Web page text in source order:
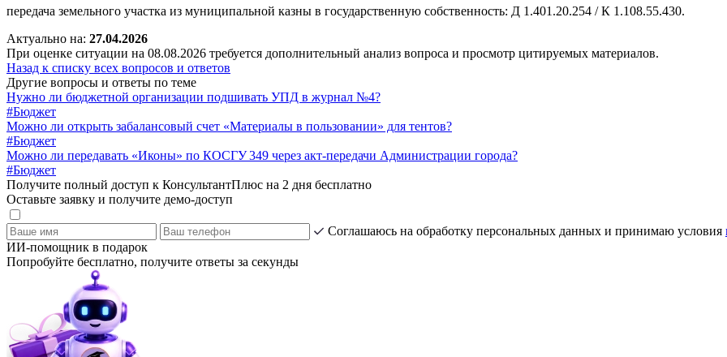
передача земельного участка из муниципальной казны в государственную собственность: Д 1.401.20.254 / К 1.108.55.430.
Актуально на: 27.04.2026
При оценке ситуации на 08.08.2026 требуется дополнительный анализ вопроса и просмотр цитируемых материалов.
Назад к списку всех вопросов и ответов
Другие вопросы и ответы по теме
Нужно ли бюджетной организации подшивать УПД в журнал №4?
#Бюджет
Можно ли открыть забалансовый счет «Материалы в пользовании» для тентов?
#Бюджет
Можно ли передавать «Иконы» по КОСГУ 349 через акт-передачи Администрации города?
#Бюджет
Получите полный доступ к КонсультантПлюс на 2 дня бесплатно
Оставьте заявку и получите демо-доступ
Соглашаюсь на обработку персональных данных и принимаю условия
ИИ-помощник в подарок
Попробуйте бесплатно, получите ответы за секунды